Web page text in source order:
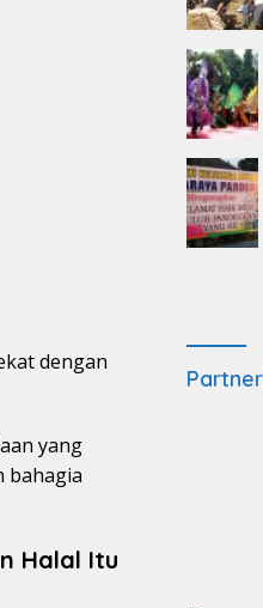
dengan
yang
bahagia
Halal Itu